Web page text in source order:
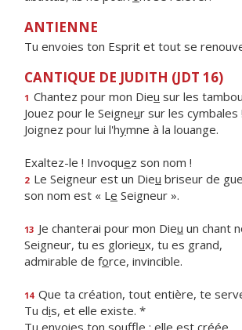
ANTIENNE
Tu envoies ton Esprit et tout se
CANTIQUE DE JUDITH (JDT 16)
1 Chantez pour mon Dieu sur les
Jouez pour le Seigneur sur les cymbales !
Joignez pour lui l'hymne à la louange.
Exaltez-le ! Invoquez son nom !
2 Le Seigneur est un Dieu briseur de
son nom est « Le Seigneur ».
13 Je chanterai pour mon Dieu un chant
Seigneur, tu es glorieux, tu es grand,
admirable de force, invincible.
14 Que ta création, tout entière, te
Tu dis, et elle existe. *
Tu envoies ton souffle : elle est créée.